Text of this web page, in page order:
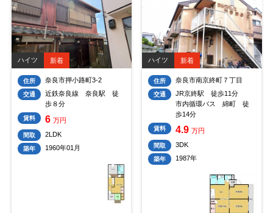
ハイツ 新着
住所 奈良市押小路町3-2
交通
近鉄奈良線 奈良駅 徒
歩８分
賃料 6 万円
間取 2LDK
築年 1960年01月
ハイツ 新着
住所 奈良市南京終町７丁目
交通
JR京終駅 徒歩11分
市内循環バス 綿町 徒
歩14分
賃料 4.9 万円
間取 3DK
築年 1987年